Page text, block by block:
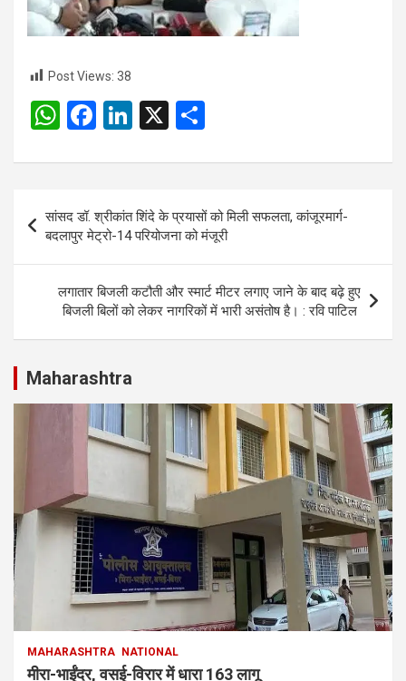
Post Views: 38
W
at
A
p
p
F
ce
b
o
o
k
Li
ke
dI
n
X
ar
e
Post
navigation
सांसद डॉ. श्रीकांत शिंदे के प्रयासों को मिली सफलता, कांजूरमार्ग-
बदलापुर मेट्रो-14 परियोजना को मंजूरी
लगातार बिजली कटौती और स्मार्ट मीटर लगाए जाने के बाद बढ़े हुए
बिजली बिलों को लेकर नागरिकों में भारी असंतोष है। : रवि पाटिल
Maharashtra
MAHARASHTRA NATIONAL
मीरा-भाईंदर, वसई-विरार में धारा 163 लागू